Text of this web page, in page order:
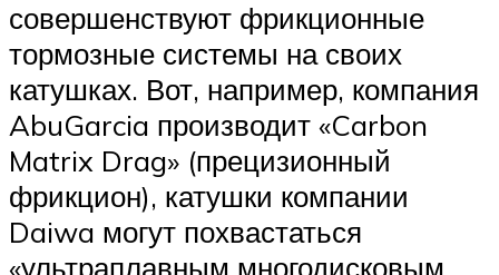
совершенствуют фрикционные
тормозные системы на своих
катушках. Вот, например, компания
AbuGarcia производит «Carbon
Matrix Drag» (прецизионный
фрикцион), катушки компании
Daiwa могут похвастаться
«ультраплавным многодисковым